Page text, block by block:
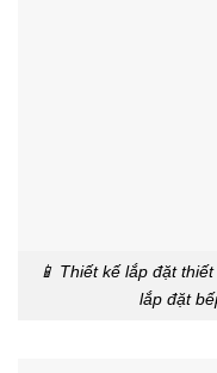
📱 Thiết kế lắp đặt
lắp đặt